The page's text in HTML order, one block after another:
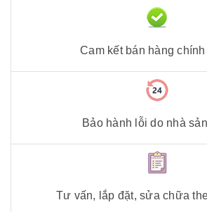
Cam kết bán hàng
Bảo hành lỗi do nhà
Tư vấn, lắp đặt, sửa chữa